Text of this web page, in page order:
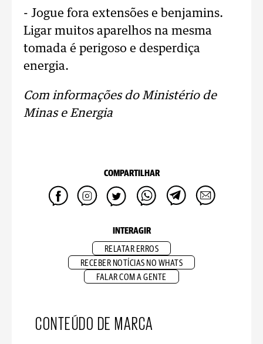
- Jogue fora extensões e benjamins.
Ligar muitos aparelhos na mesma
tomada é perigoso e desperdiça
energia.
Com informações do Ministério de
Minas e Energia
COMPARTILHAR
INTERAGIR
RELATAR ERROS
RECEBER NOTÍCIAS NO WHATS
FALAR COM A GENTE
CONTEÚDO DE MARCA